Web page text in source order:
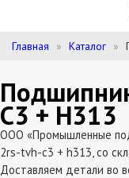
Главная Каталог
C3 + H313
ООО «Промышленные
2rs-tvh-c3 + h313, со
Доставляем детали во